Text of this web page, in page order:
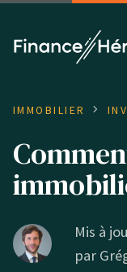
IMMOBILIER
Mis à
par